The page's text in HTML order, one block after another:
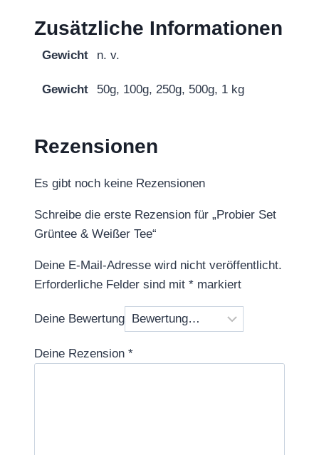
Zusätzliche Informationen
Gewicht n. v.
Gewicht 50g, 100g, 250g, 500g, 1 kg
Rezensionen
Es gibt noch keine Rezensionen
Schreibe die erste Rezension für „Probier Set
Grüntee & Weißer Tee“
Deine E-Mail-Adresse wird nicht veröffentlicht.
Erforderliche Felder sind mit * markiert
Deine Bewertung
Deine Rezension *